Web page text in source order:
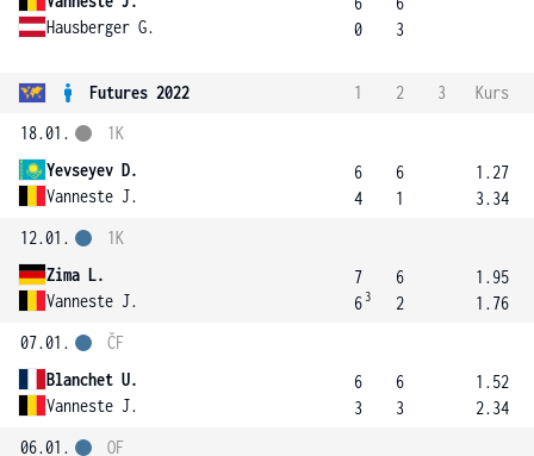
Hausberger G.
0
3
Futures 2022 1 2 3
Kurs
18.01.
Yevseyev D.
Vanneste J.
1K
6
4
6
1
1.27
3.34
12.01.
Zima L.
Vanneste J.
1K
7
6 3
6
2
1.95
1.76
07.01.
Blanchet U.
Vanneste J.
ČF
6
3
6
3
1.52
2.34
06.01.
OF